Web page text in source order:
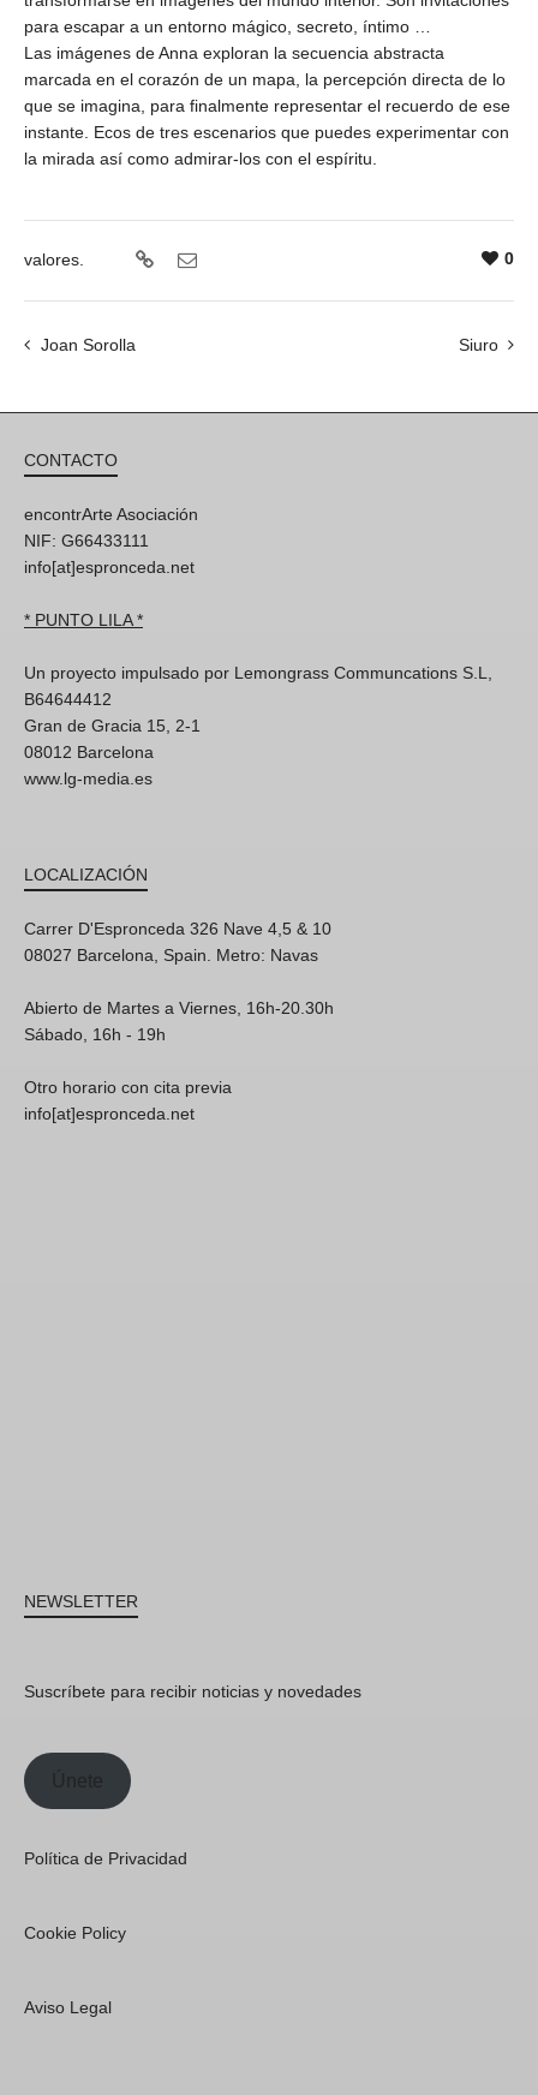
para escapar a un entorno mágico, secreto, íntimo …
Las imágenes de Anna exploran la secuencia abstracta
marcada en el corazón de un mapa, la percepción directa de lo
que se imagina, para finalmente representar el recuerdo de ese
instante. Ecos de tres escenarios que puedes experimentar con
la mirada así como admirar-los con el espíritu.
valores. 0
Joan Sorolla Siuro
CONTACTO
encontrArte Asociación
NIF: G66433111
info[at]espronceda.net
* PUNTO LILA *
Un proyecto impulsado por Lemongrass Communcations S.L,
B64644412
Gran de Gracia 15, 2-1
08012 Barcelona
www.lg-media.es
LOCALIZACIÓN
Carrer D'Espronceda 326 Nave 4,5 & 10
08027 Barcelona, Spain. Metro: Navas
Abierto de Martes a Viernes, 16h-20.30h
Sábado, 16h - 19h
Otro horario con cita previa
info[at]espronceda.net
NEWSLETTER
Suscríbete para recibir noticias y novedades
Únete
Política de Privacidad
Cookie Policy
Aviso Legal